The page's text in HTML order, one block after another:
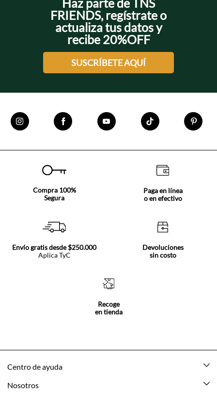
FRIENDS, regístrate o
actualiza tus datos y
recibe 20%OFF
SUSCRÍBETE AQUÍ
Compra 100%
Segura
Paga en línea
o en efectivo
Envío gratis desde $250.000
Aplica TyC
Devoluciones
sin costo
Recoge
en tienda
Centro de ayuda
Mis pedidos
Nosotros